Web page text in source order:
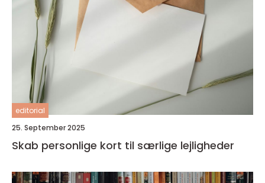
editorial
25. September 2025
Skab personlige kort til særlige lejligheder